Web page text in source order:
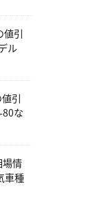
値引
ル
引
80な
場情
車種